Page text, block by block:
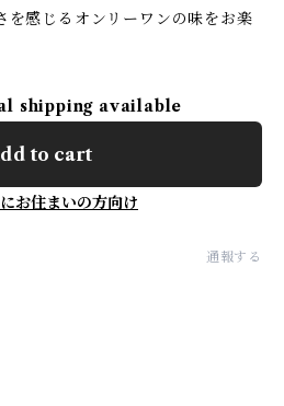
を感じるオンリーワンの味をお楽
shipping available
to cart
お住まいの方向け
通報する